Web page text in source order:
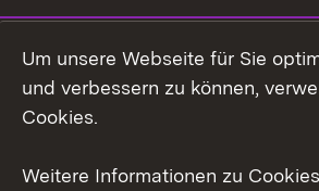
Social Wall
Youtube
Um unsere Webseite für Sie
und verbessern zu können,
Cookies.
Weitere Informationen zu